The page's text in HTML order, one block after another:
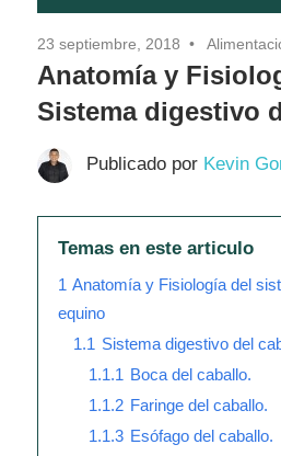
23 septiembre, 2018
Anatomía y
Sistema digestivo
Publicado por Kevin
Temas en este articulo
1 Anatomía y Fisiología del
equino
1.1 Sistema digestivo del
1.1.1 Boca del caballo.
1.1.2 Faringe del caballo.
1.1.3 Esófago del caballo.